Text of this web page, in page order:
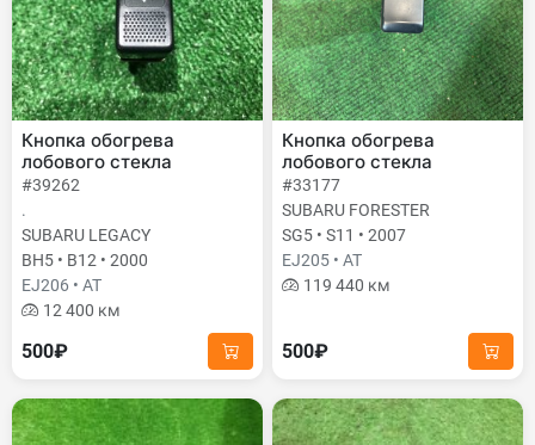
Кнопка обогрева
лобового стекла
#39262
.
SUBARU LEGACY
BH5 • B12 • 2000
EJ206 • AT
12 400 км
500₽
Кнопка обогрева
лобового стекла
#33177
SUBARU FORESTER
SG5 • S11 • 2007
EJ205 • AT
119 440 км
500₽